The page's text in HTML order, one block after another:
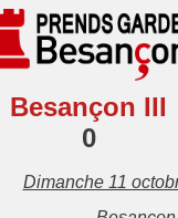
Besançon III
0
Dimanche 11